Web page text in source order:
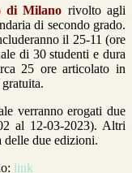
di Milano rivolto agli
di secondo grado.
il 25-11 (ore
di 30 studenti e dura
25 ore articolato in
verranno erogati due
al 12-03-2023). Altri
delle due edizioni.
link